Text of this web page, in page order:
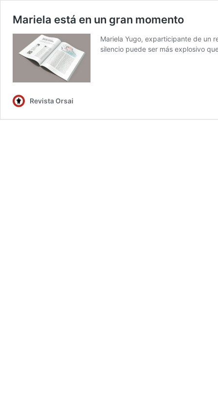
Mariela está en un gran momento
Mariela Yugo, exparticipante de un
silencio puede ser más explosivo
Revista Orsai